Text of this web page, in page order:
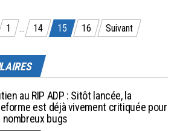
publications
1 … 14 15 16 Suivant
au RIP ADP : Sitôt lancée, la
est déjà vivement critiquée pour
nombreux bugs